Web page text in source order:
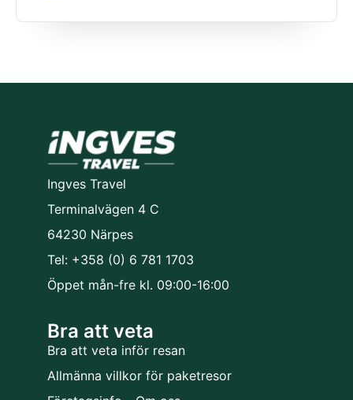
Ingves Travel
Terminalvägen 4 C
64230 Närpes
Tel: +358 (0) 6 781 1703
Öppet mån-fre kl. 09:00-16:00
Bra att veta
Bra att veta inför resan
Allmänna villkor för paketresor